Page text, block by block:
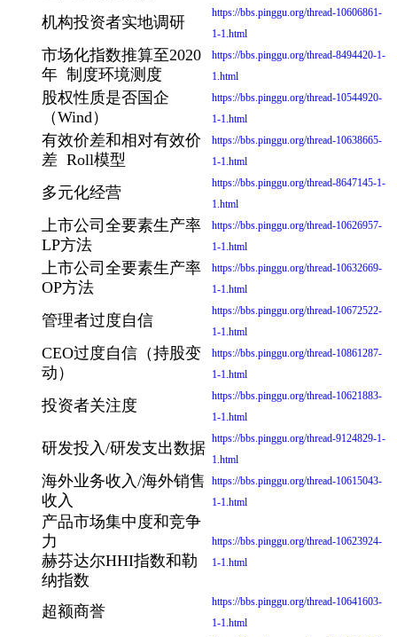
机构投资者实地调研
https://bbs.pinggu.org/thread-10606861-
1-1.html
市场化指数推算至2020
年 制度环境测度
https://bbs.pinggu.org/thread-8494420-1-
1.html
股权性质是否国企
（Wind）
https://bbs.pinggu.org/thread-10544920-
1-1.html
有效价差和相对有效价
差 Roll模型
https://bbs.pinggu.org/thread-10638665-
1-1.html
多元化经营
https://bbs.pinggu.org/thread-8647145-1-
1.html
上市公司全要素生产率
LP方法
https://bbs.pinggu.org/thread-10626957-
1-1.html
上市公司全要素生产率
OP方法
https://bbs.pinggu.org/thread-10632669-
1-1.html
管理者过度自信
https://bbs.pinggu.org/thread-10672522-
1-1.html
CEO过度自信（持股变
动）
https://bbs.pinggu.org/thread-10861287-
1-1.html
投资者关注度
https://bbs.pinggu.org/thread-10621883-
1-1.html
研发投入/研发支出数据
https://bbs.pinggu.org/thread-9124829-1-
1.html
海外业务收入/海外销售
收入
https://bbs.pinggu.org/thread-10615043-
1-1.html
产品市场集中度和竞争
力
https://bbs.pinggu.org/thread-10623924-
1-1.html
赫芬达尔HHI指数和勒
纳指数
超额商誉
https://bbs.pinggu.org/thread-10641603-
1-1.html